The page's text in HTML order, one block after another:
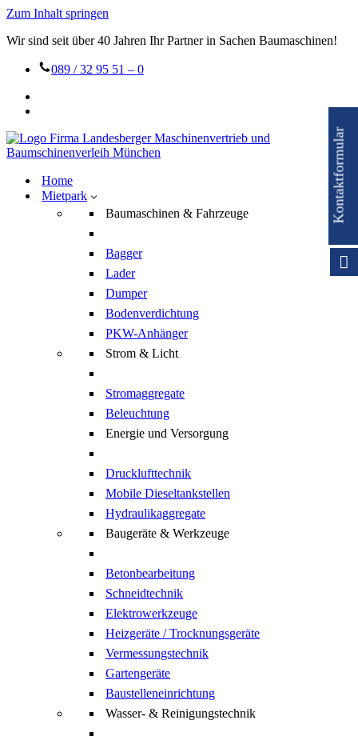
Zum Inhalt springen
Wir sind seit über 40 Jahren Ihr Partner in Sachen Baumaschinen!
089 / 32 95 51 – 0
Home
Mietpark
Baumaschinen & Fahrzeuge
Bagger
Lader
Dumper
Bodenverdichtung
PKW-Anhänger
Strom & Licht
Stromaggregate
Beleuchtung
Energie und Versorgung
Drucklufttechnik
Mobile Dieseltankstellen
Hydraulikaggregate
Baugeräte & Werkzeuge
Betonbearbeitung
Schneidtechnik
Elektrowerkzeuge
Heizgeräte / Trocknungsgeräte
Vermessungstechnik
Gartengeräte
Baustelleneinrichtung
Wasser- & Reinigungstechnik
Kontaktformular